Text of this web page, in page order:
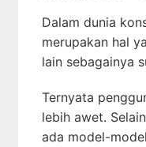
Dalam dunia
merupakan hal
lain sebagainya
Ternyata
lebih awet.
ada model-